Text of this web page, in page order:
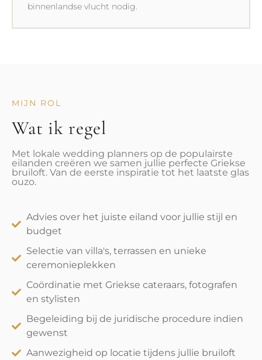
binnenlandse vlucht nodig.
MIJN ROL
Wat ik regel
Met lokale wedding planners op de populairste
eilanden creëren we samen jullie perfecte Griekse
bruiloft. Van de eerste inspiratie tot het laatste glas
ouzo.
Advies over het juiste eiland voor jullie stijl en
budget
Selectie van villa's, terrassen en unieke
ceremonieplekken
Coördinatie met Griekse cateraars, fotografen
en stylisten
Begeleiding bij de juridische procedure indien
gewenst
Aanwezigheid op locatie tijdens jullie bruiloft